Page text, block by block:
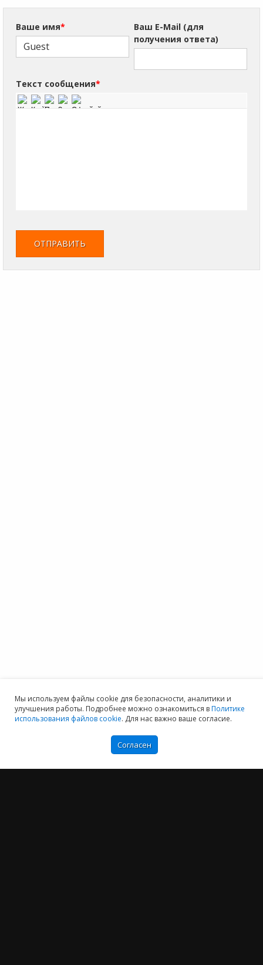
Ваше имя*
Ваш E-Mail (для
получения ответа)
Текст сообщения*
Мы используем файлы cookie для безопасности, аналитики и
улучшения работы. Подробнее можно ознакомиться вПолитике
использования файлов cookie. Для нас важно ваше согласие.
Согласен
заботимся о каждом пользователе.